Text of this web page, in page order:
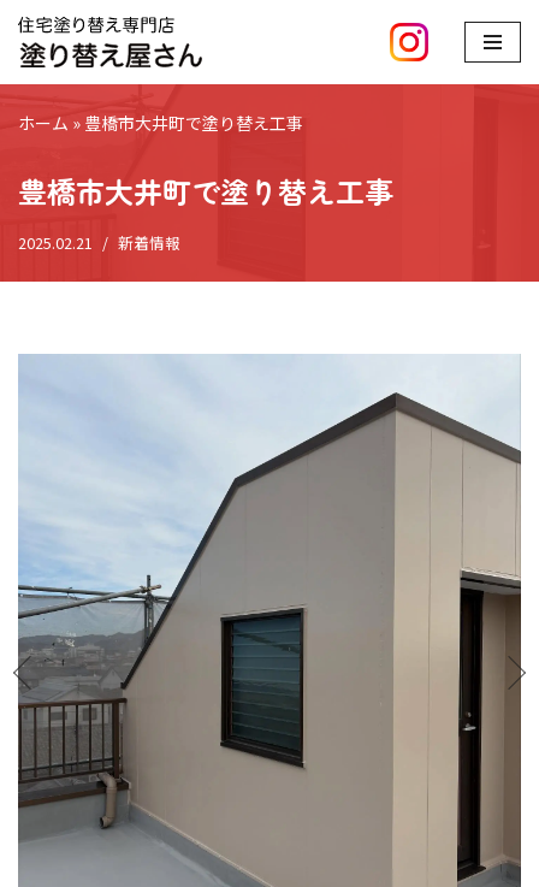
コ
テ
ツ
ス
キ
ホーム » 豊橋市大井町で塗り替え工事
豊橋市大井町で塗り替え工事
2025.02.21 新着情報